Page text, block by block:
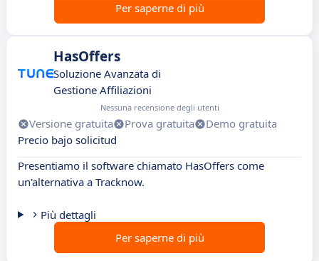
Per saperne di più
HasOffers
Soluzione Avanzata di
Gestione Affiliazioni
Nessuna recensione degli utenti
Versione gratuita Prova gratuita
Demo gratuita
Precio bajo solicitud
Presentiamo il software chiamato HasOffers come
un'alternativa a Tracknow.
Più dettagli
Per saperne di più